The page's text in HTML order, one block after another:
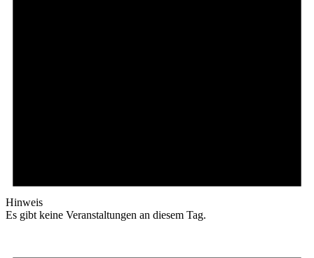
Hinweis
Es gibt keine Veranstaltungen an diesem Tag.